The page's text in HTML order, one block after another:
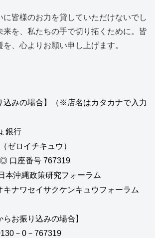
に皆様のお力を貸していただけないでし
来を、私たちの手で切り拓くために。皆
、心よりお願い申し上げます。
込みの場合】（※店名はカタカナで入力
銀行
ゼロイチキュウ）
口座番号 767319
本沖縄政策研究フォーラム
キナワセイサクケンキュウフォーラム
らお振り込みの場合】
－0－767319